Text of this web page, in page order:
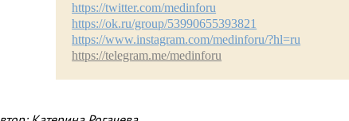
https://twitter.com/medinforu
https://ok.ru/group/53990655393821
https://www.instagram.com/medinforu/?hl=ru
https://telegram.me/medinforu